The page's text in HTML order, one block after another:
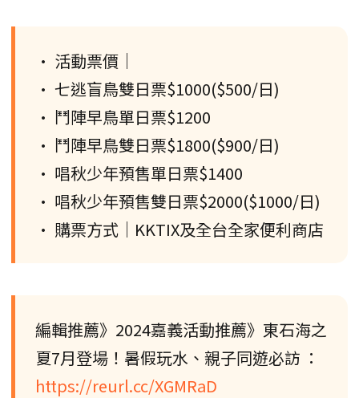
• 活動票價｜
• 七逃盲鳥雙日票$1000($500/日)
• 鬥陣早鳥單日票$1200
• 鬥陣早鳥雙日票$1800($900/日)
• 唱秋少年預售單日票$1400
• 唱秋少年預售雙日票$2000($1000/日)
• 購票方式｜KKTIX及全台全家便利商店
編輯推薦》2024嘉義活動推薦》東石海之
夏7月登場！暑假玩水、親子同遊必訪 ：
https://reurl.cc/XGMRaD